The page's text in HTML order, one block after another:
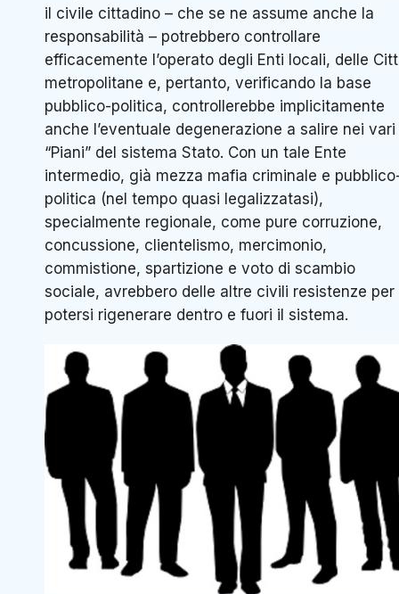
il civile cittadino – che se ne assume anche la
responsabilità – potrebbero controllare
efficacemente l’operato degli Enti locali, delle
metropolitane e, pertanto, verificando la base
pubblico-politica, controllerebbe implicitamente
anche l’eventuale degenerazione a salire nei vari
“Piani” del sistema Stato. Con un tale Ente
intermedio, già mezza mafia criminale e
politica (nel tempo quasi legalizzatasi),
specialmente regionale, come pure corruzione,
concussione, clientelismo, mercimonio,
commistione, spartizione e voto di scambio
sociale, avrebbero delle altre civili resistenze per
potersi rigenerare dentro e fuori il sistema.